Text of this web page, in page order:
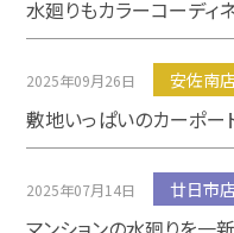
水廻りもカラーコーディ
2025年09月26日 安佐南
敷地いっぱいのカーポー
2025年07月14日 廿日市